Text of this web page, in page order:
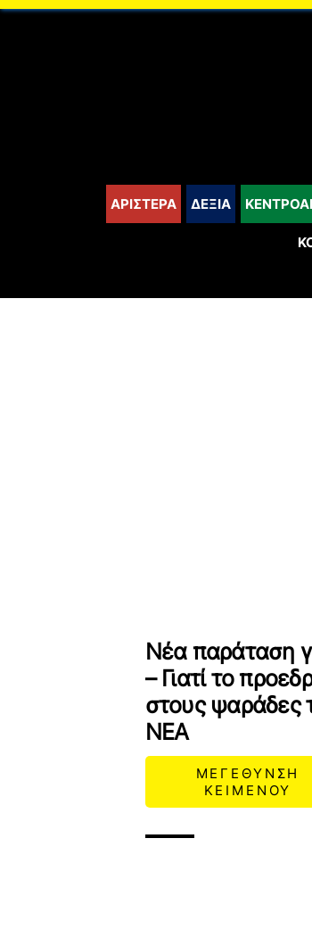
content
ΑΡΙΣΤΕΡΑ ΔΕΞΙΑ
Νέα παράταση
– Γιατί το
στους
ΝΕΑ
ΜΕΓΕΘΥΝΣΗ
ΚΕΙΜΕΝΟΥ